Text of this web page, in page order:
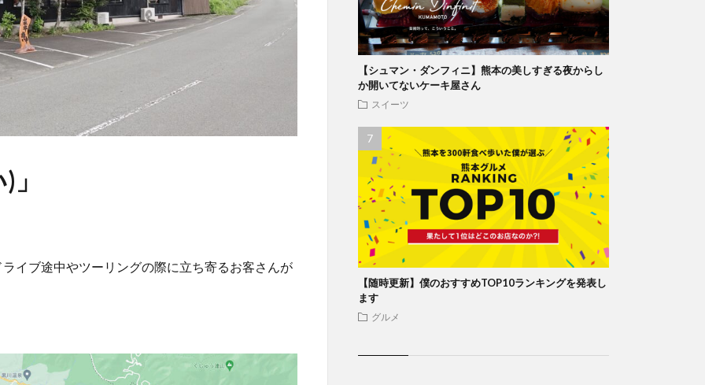
イブ途中やツーリングの際に立ち寄るお客さんが
【シュマン・ダンフィニ】熊本の美しすぎる夜からし
か開いてないケーキ屋さん
スイーツ
【随時更新】僕のおすすめTOP10ランキングを発表し
ます
グルメ